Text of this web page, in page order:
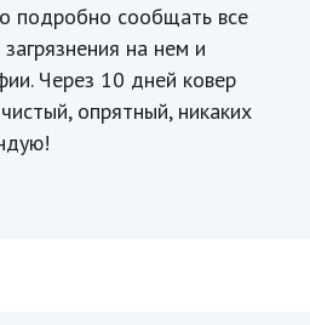
подробно сообщать все
на нем и
Через 10 дней ковер
опрятный, никаких